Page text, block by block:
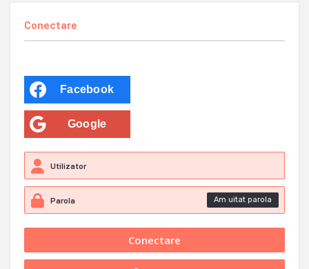
Conectare
Facebook
Google
Am uitat parola